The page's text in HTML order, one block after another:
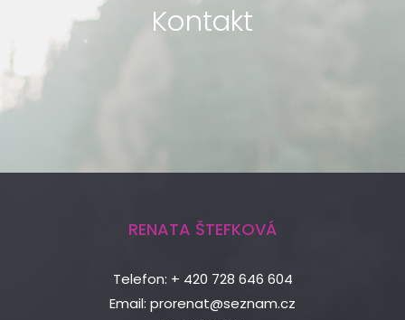
Kontakt
RENATA ŠTEFKOVÁ
Telefon: + 420 728 646 604
Email: prorenat@seznam.cz